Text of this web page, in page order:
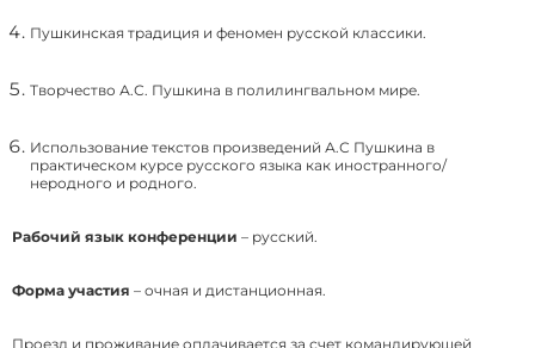
Пушкинская традиция и феномен русской классики.
Творчество А.С. Пушкина в полилингвальном мире.
Использование текстов произведений А.С Пушкина в
практическом курсе русского языка как иностранного/
неродного и родного.
Рабочий язык конференции – русский.
Форма участия – очная и дистанционная.
Проезд и проживание оплачивается за счет командирующей